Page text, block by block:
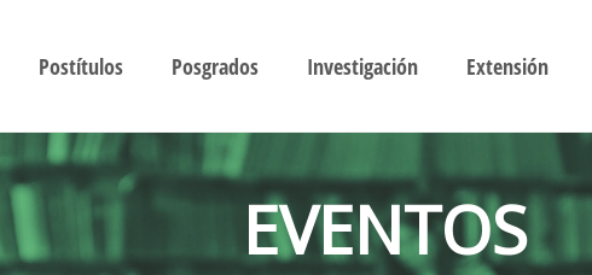
Postítulos Posgrados Investigación Extensión
EVENTOS